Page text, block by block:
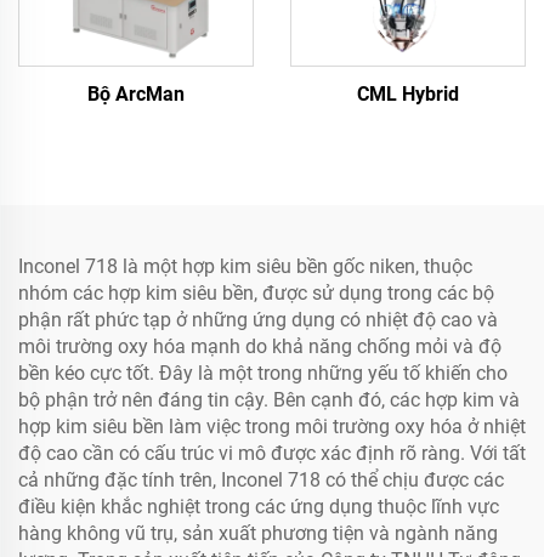
Bộ ArcMan CML Hybrid
Inconel 718 là một hợp kim siêu bền gốc niken, thuộc
nhóm các hợp kim siêu bền, được sử dụng trong các bộ
phận rất phức tạp ở những ứng dụng có nhiệt độ cao và
môi trường oxy hóa mạnh do khả năng chống mỏi và độ
bền kéo cực tốt. Đây là một trong những yếu tố khiến cho
bộ phận trở nên đáng tin cậy. Bên cạnh đó, các hợp kim và
hợp kim siêu bền làm việc trong môi trường oxy hóa ở nhiệt
độ cao cần có cấu trúc vi mô được xác định rõ ràng. Với tất
cả những đặc tính trên, Inconel 718 có thể chịu được các
điều kiện khắc nghiệt trong các ứng dụng thuộc lĩnh vực
hàng không vũ trụ, sản xuất phương tiện và ngành năng